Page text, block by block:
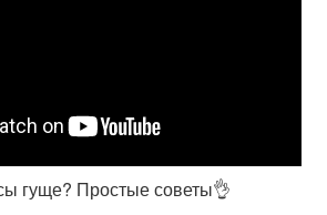
гуще? Простые советы👌